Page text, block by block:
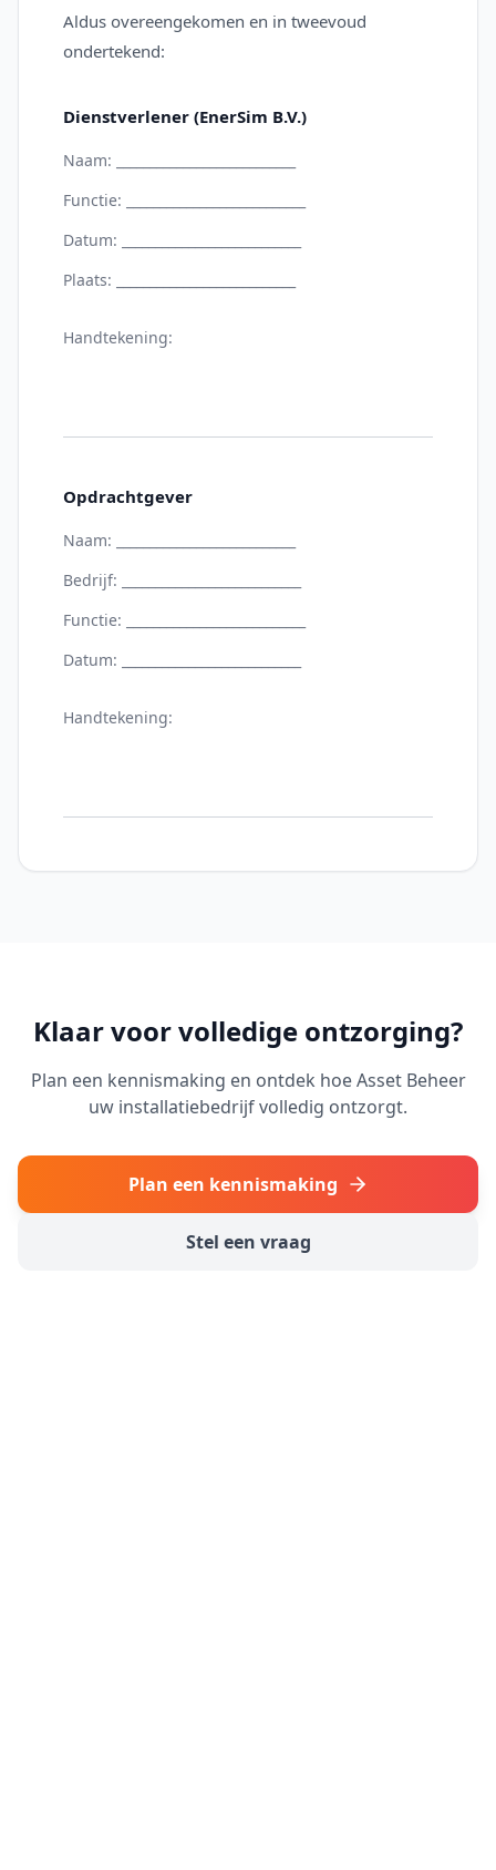
Aldus overeengekomen en in tweevoud
ondertekend:
Dienstverlener (EnerSim B.V.)
Naam: ___________________________
Functie: ___________________________
Datum: ___________________________
Plaats: ___________________________
Handtekening:
Opdrachtgever
Naam: ___________________________
Bedrijf: ___________________________
Functie: ___________________________
Datum: ___________________________
Handtekening:
Klaar voor volledige ontzorging?
Plan een kennismaking en ontdek hoe Asset Beheer
uw installatiebedrijf volledig ontzorgt.
Plan een kennismaking
Stel een vraag